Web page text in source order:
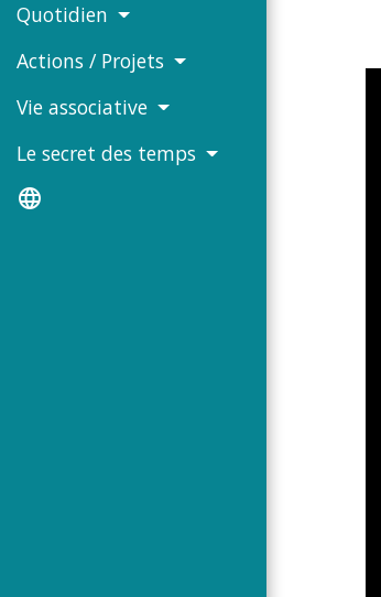
Quotidien
Actions / Projets
Vie associative
Le secret des temps
language